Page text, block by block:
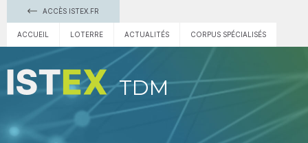
ACCÈS ISTEX.FR
ACCUEIL LOTERRE ACTUALITÉS CORPUS SPÉCIALISÉS
TDM